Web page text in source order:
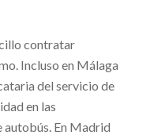
contratar
Incluso en Málaga
del servicio de
en las
autobús. En Madrid